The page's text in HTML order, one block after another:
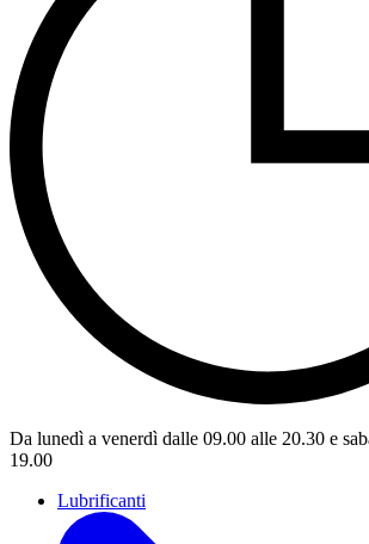
Da lunedì a venerdì dalle 09.00 alle 20.30 e
19.00
Lubrificanti